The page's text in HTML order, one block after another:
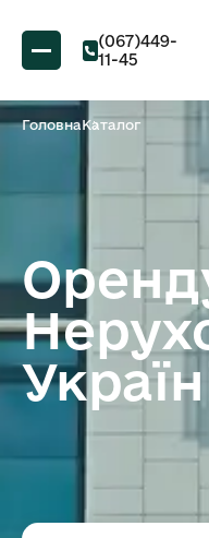
(067)449-
11-45
ГоловнаКаталог